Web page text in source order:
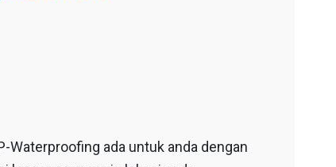
Waterproofing ada untuk anda dengan